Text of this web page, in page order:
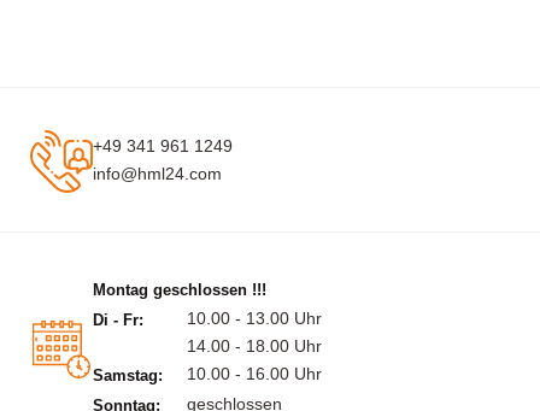
+49 341 961 1249
info@hml24.com
Montag geschlossen !!!
Di - Fr:
10.00 - 13.00 Uhr
14.00 - 18.00 Uhr
Samstag: 10.00 - 16.00 Uhr
Sonntag: geschlossen